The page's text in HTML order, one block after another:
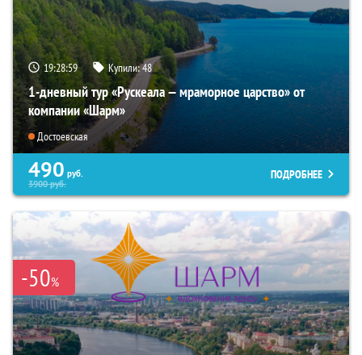
19:28:57 Купили:48
1-дневный тур «Рускеала — мраморное царство» от
компании «Шарм»
Достоевская
490 руб.
3900руб.
ПОДРОБНЕЕ
-50%